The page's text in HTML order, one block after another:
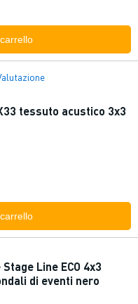
tessuto acustico 3x3
Line ECO 4x3
di eventi nero